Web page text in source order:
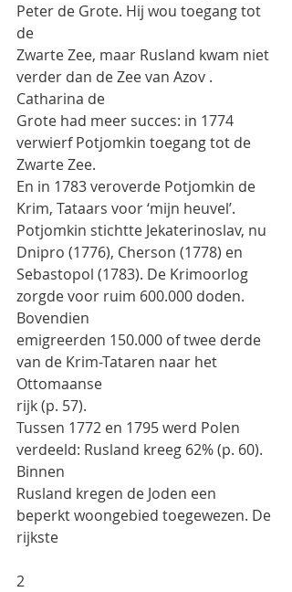
Peter de Grote. Hij wou toegang tot
de
Zwarte Zee, maar Rusland kwam niet
verder dan de Zee van Azov .
Catharina de
Grote had meer succes: in 1774
verwierf Potjomkin toegang tot de
Zwarte Zee.
En in 1783 veroverde Potjomkin de
Krim, Tataars voor ‘mijn heuvel’.
Potjomkin stichtte Jekaterinoslav, nu
Dnipro (1776), Cherson (1778) en
Sebastopol (1783). De Krimoorlog
zorgde voor ruim 600.000 doden.
Bovendien
emigreerden 150.000 of twee derde
van de Krim-Tataren naar het
Ottomaanse
rijk (p. 57).
Tussen 1772 en 1795 werd Polen
verdeeld: Rusland kreeg 62% (p. 60).
Binnen
Rusland kregen de Joden een
beperkt woongebied toegewezen. De
rijkste
2